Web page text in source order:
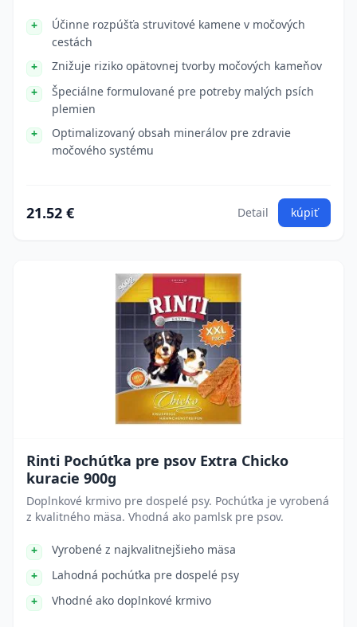
Účinne rozpúšťa struvitové kamene v močových
cestách
Znižuje riziko opätovnej tvorby močových kameňov
Špeciálne formulované pre potreby malých psích
plemien
Optimalizovaný obsah minerálov pre zdravie
močového systému
21.52 € Detail kúpiť
Rinti Pochúťka pre psov Extra Chicko
kuracie 900g
Doplnkové krmivo pre dospelé psy. Pochúťka je vyrobená
z kvalitného mäsa. Vhodná ako pamlsk pre psov.
Vyrobené z najkvalitnejšieho mäsa
Lahodná pochúťka pre dospelé psy
Vhodné ako doplnkové krmivo